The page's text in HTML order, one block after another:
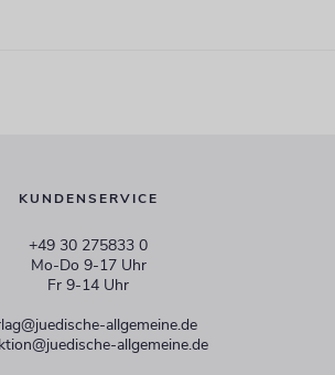
KUNDENSERVICE
+49 30 275833 0
Mo-Do 9-17 Uhr
Fr 9-14 Uhr
allgemeine.de
allgemeine.de